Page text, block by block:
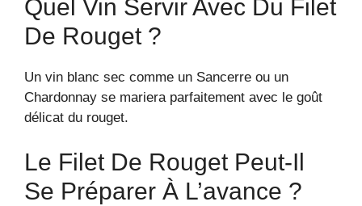
Quel Vin Servir Avec Du Filet
De Rouget ?
Un vin blanc sec comme un Sancerre ou un
Chardonnay se mariera parfaitement avec le goût
délicat du rouget.
Le Filet De Rouget Peut-Il
Se Préparer À L’avance ?